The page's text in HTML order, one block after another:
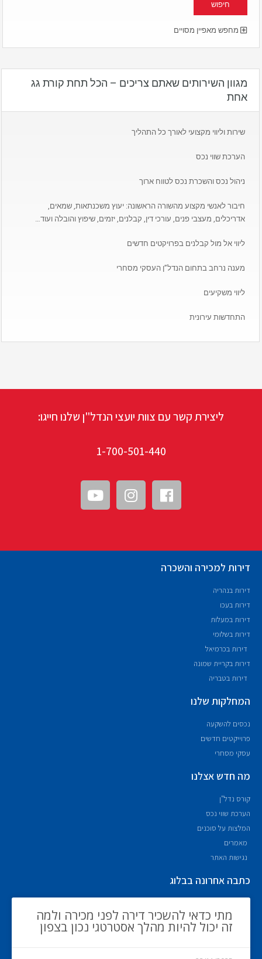
מחפש מאפיין מסויים
מגוון השירותים שאתם צריכים – הכל תחת קורת גג
אחת
שירות וליווי מקצועי לאורך כל התהליך
הערכת שווי נכס
ניהול נכס והשכרת נכס לטווח ארוך
חיבור לאנשי מקצוע מהשורה הראשונה: יעוץ משכנתאות, שמאים,
אדריכלים, מעצבי פנים, עורכי דין, קבלנים, יזמים, שיפוץ והובלה ועוד…
ליווי אל מול קבלנים בפרויקטים חדשים
מענה נרחב בתחום הנדל”ן העסקי מסחרי
ליווי משקיעים
התחדשות עירונית
ליצירת קשר עם צוות יועצי הנדל"ן שלנו חייגו:
1-700-501-440
דירות למכירה והשכרה
דירות בנהריה
דירות בעכו
דירות במעלות
דירות בשלומי
דירות בכרמיאל
דירות בקריית שמונה
דירות בטבריה
המחלקות שלנו
נכסים להשקעה
פרוייקטים חדשים
עסקי מסחרי
מה חדש אצלנו
קורס נדל"ן
הערכת שווי נכס
המלצות על סוכנים
מאמרים
נגישות האתר
כתבה אחרונה בבלוג
מתי כדאי להשכיר דירה לפני מכירה ולמה
זה יכול להיות מהלך אסטרטגי נכון בצפון